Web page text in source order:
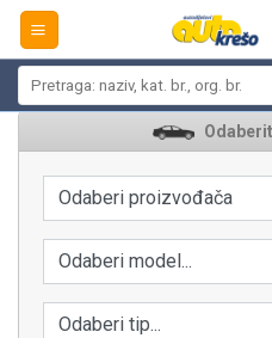
Skip
content
Odaberi proizvođača
Odaberi model...
Odaberi tip...